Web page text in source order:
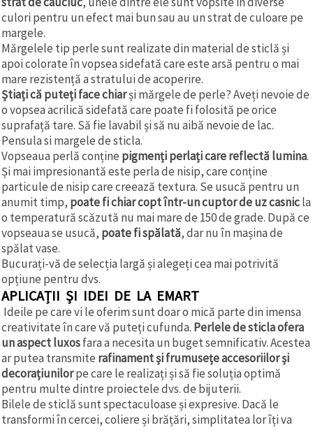
culori pentru un efect mai bun sau au un strat de culoare pe
margele.
Mărgelele tip perle sunt realizate din material de sticlă și
apoi colorate în vopsea sidefată care este arsă pentru o mai
mare rezistență a stratului de acoperire.
Știați că puteți face chiarși mărgele de perle? Aveți nevoie de
o vopsea acrilică sidefată care poate fi folosită pe orice
suprafață tare. Să fie lavabil și să nu aibă nevoie de lac.
Pensula si margele de sticla.
Vopseaua perlă conține pigmenți perlați care reflectă lumina.
Și mai impresionantă este perla de nisip, care conține
particule de nisip care creează textura. Se usucă pentru un
anumit timp, poate fi chiar copt într-un cuptor de uz casnicla
o temperatură scăzută nu mai mare de 150 de grade. După ce
vopseaua se usucă, poate fi spălată, dar nu în mașina de
spălat vase.
Bucurați-vă de selecția largă și alegeți cea mai potrivită
opțiune pentru dvs.
APLICAȚII ȘI IDEI DE LA EMART
Ideile pe care vi le oferim sunt doar o mică parte din imensa
creativitate în care vă puteți cufunda. Perlele de sticla ofera
un aspect luxosfara a necesita un buget semnificativ. Acestea
ar putea transmite rafinament și frumusețe accesoriilor și
decorațiunilorpe care le realizați și să fie soluția optimă
pentru multe dintre proiectele dvs. de bijuterii.
Bilele de sticlă sunt spectaculoase și expresive. Dacă le
transformi în cercei, coliere și brățări, simplitatea lor îți va